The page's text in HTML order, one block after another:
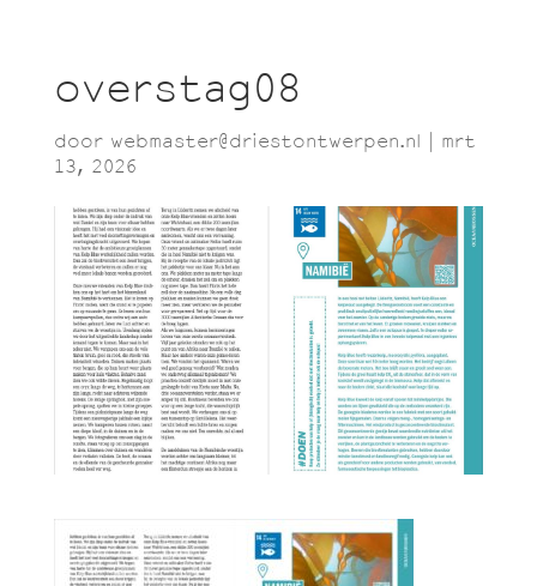
overstag08
door webmaster@driestontwerpen.nl
mrt
13, 2026